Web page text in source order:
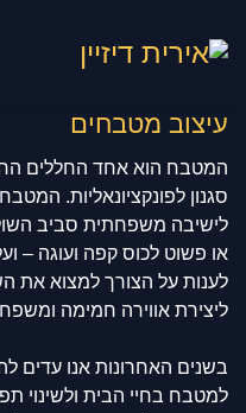
עיצוב מטבחים
המטבח הוא אחד החללים
סגנון לפונקציונאליות.
לישיבה משפחתית סביב
או פשוט לכוס קפה ועוגה –
לענות על הצורך למצוא את
ליצירת אווירה חמימה
בשנים האחרונות אנו עדים
למטבח בחיי הבית ולשינוי